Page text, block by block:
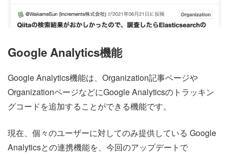
Google Analytics機能
Google Analytics機能は、Organization記事ページや
OrganizationページなどにGoogle Analyticsのトラッキン
グコードを追加することができる機能です。
現在、個々のユーザーに対してのみ提供している Google
Analyticsとの連携機能を、今回のアップデートで